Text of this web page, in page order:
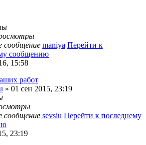
сообщение maniya Перейти к
сообщению
15:58
работ
» 01 сен 2015, 23:19
сообщение sevsiu Перейти к последнему
23:19